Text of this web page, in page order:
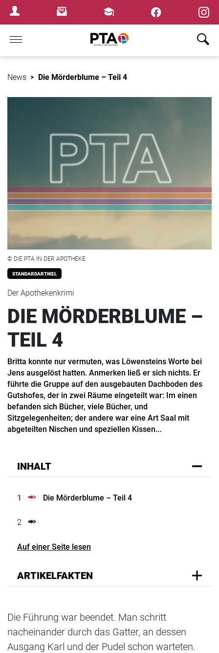
Login MenuNewsletterFortbildungen
Home
News Die Mörderblume – Teil 4
© DIE PTA IN DER APOTHEKE
STANDARDARTIKEL
Der Apothekenkrimi
DIE MÖRDERBLUME –
TEIL 4
Britta konnte nur vermuten, was Löwensteins Worte bei
Jens ausgelöst hatten. Anmerken ließ er sich nichts. Er
führte die Gruppe auf den ausgebauten Dachboden des
Gutshofes, der in zwei Räume eingeteilt war: Im einen
befanden sich Bücher, viele Bücher, und
Sitzgelegenheiten; der andere war eine Art Saal mit
abgeteilten Nischen und speziellen Kissen...
INHALT
1 Die Mörderblume – Teil 4
2
Auf einer Seite lesen
ARTIKELFAKTEN
Die Führung war beendet. Man schritt
nacheinander durch das Gatter, an dessen
Ausgang Karl und der Pudel schon warteten.
×